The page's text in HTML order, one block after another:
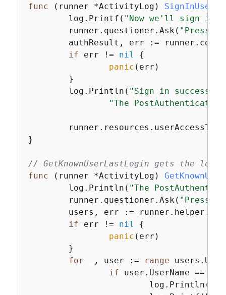
func (runner *ActivityLog) SignInUser
	log.Printf(
"Now we'll sign in
	runner.questioner.Ask(
"Press
if err != nil
{
panic (err)
	log.Println(
"Sign in
"The
}
// GetKnownUserLastLogin gets the
func
(runner *ActivityLog)
	log.Println(
"The
	runner.questioner.Ask(
"Press
if err != nil
{
panic (err)
for _, user := range
if user.UserName ==
			log.Println(